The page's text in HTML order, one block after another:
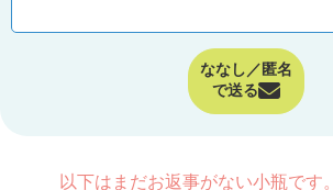
ななし／匿名
で送る
以下はまだお返事がない小瓶です。